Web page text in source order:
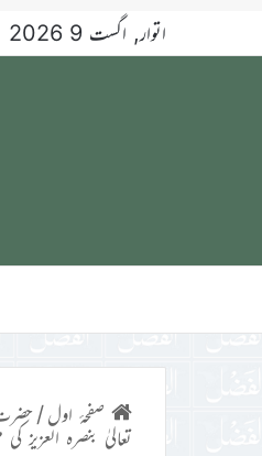
اتوار, اگست 9 2026
صفحۂ اول/حضرت
تعالیٰ بنصرہ العزیز